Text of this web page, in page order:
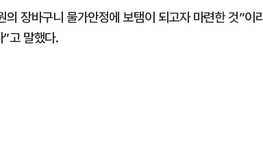
장바구니 물가안정에 보탬이 되고자 마련한 것”이
고 말했다.